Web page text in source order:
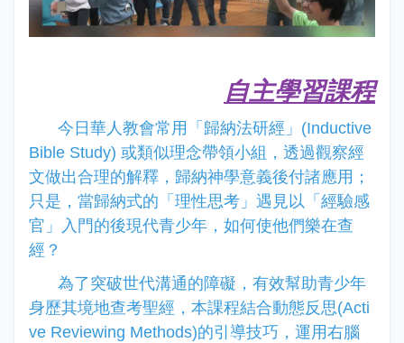
自主學習課程
今日華人教會常用「歸納法研經」 (Inductive
Bible Study) 或類似理念帶領小組，透過觀察經
文做出合理的解釋，歸納神學意義後付諸應用；
只是，當歸納式的「理性思考」遇見以「經驗感
官」入門的後現代青少年，如何使他們樂在查
經？
為了突破世代溝通的障礙，有效幫助青少年
身歷其境地查考聖經，本課程結合動態反思(Acti
ve Reviewing Methods)的引導技巧，運用右腦